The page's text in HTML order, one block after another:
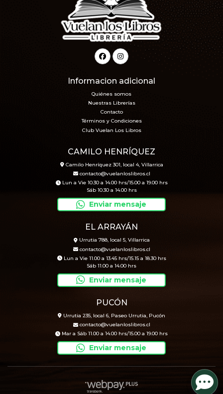
Informacion adicional
Quiénes somos
Nuestras Librerías
Contacto
Términos y Condiciones
Club Vuelan Los Libros
CAMILO HENRÍQUEZ
Camilo Henríquez 301, local 4, Villarrica
contacto@vuelanloslibros.cl
Lun a Vie 10.30 a 14.00 hrs/15.00 a 19.00 hrs
Sáb 10.30 a 14.00 hrs
Enviar mensaje
EL ARRAYÁN
Urrutia 788, local 5, Villarrica
contacto@vuelanloslibros.cl
Lun a Vie 11.00 a 13.45 hrs/15.15 a 18.30 hrs
Sáb 11.00 a 14.00 hrs
Enviar mensaje
PUCÓN
Urrutia 235, local 6, Paseo Urrutia, Pucón
contacto@vuelanloslibros.cl
Mar a Sáb 11.00 a 14.00 hrs/15.00 a 19.00 hrs
Enviar mensaje